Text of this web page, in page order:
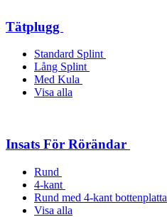
Tätplugg
Standard Splint
Lång Splint
Med Kula
Visa alla
Insats För Rörändar
Rund
4-kant
Rund med 4-kant bottenplatta
Visa alla